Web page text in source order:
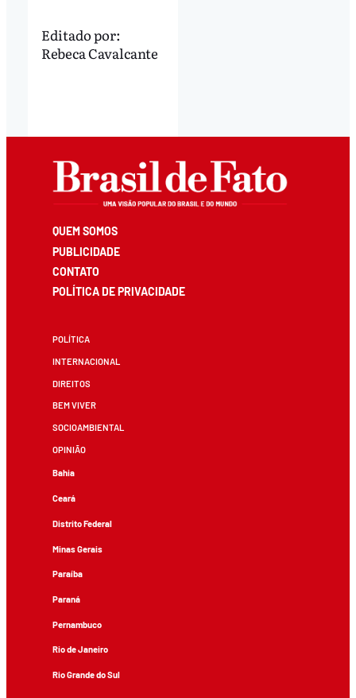
Editado por:
Rebeca Cavalcante
QUEM SOMOS
PUBLICIDADE
CONTATO
POLÍTICA DE PRIVACIDADE
POLÍTICA
INTERNACIONAL
DIREITOS
BEM VIVER
SOCIOAMBIENTAL
OPINIÃO
Bahia
Ceará
Distrito Federal
Minas Gerais
Paraíba
Paraná
Pernambuco
Rio de Janeiro
Rio Grande do Sul